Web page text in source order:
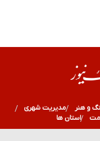
و هنر
مدیریت شهری
استان ها